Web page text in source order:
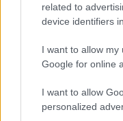
related to
device identifiers
I want to allow
Google for online
I want to allow
personalized
DISCIPLINE